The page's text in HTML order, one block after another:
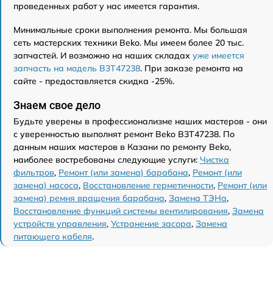
проведенных работ у нас имеется гарантия.
Минимальные сроки выполнения ремонта. Мы большая
сеть мастерских техники Beko. Мы имеем более 20 тыс.
запчастей. И возможно на наших складах уже имеется
запчасть на модель B3T47238. При заказе ремонта на
сайте - предоставляется скидка -25%.
Знаем свое дело
Будьте уверены в профессионализме наших мастеров - они
с уверенностью выполнят ремонт Beko B3T47238. По
данным наших мастеров в Казани по ремонту Beko,
наиболее востребованы следующие услуги: Чистка
фильтров, Ремонт (или замена) барабана, Ремонт (или
замена) насоса, Восстановление герметичности, Ремонт (или
замена) ремня вращения барабана, Замена ТЭНа,
Восстановление функций системы вентилирования, Замена
устройств управления, Устранение засора, Замена
питающего кабеля.